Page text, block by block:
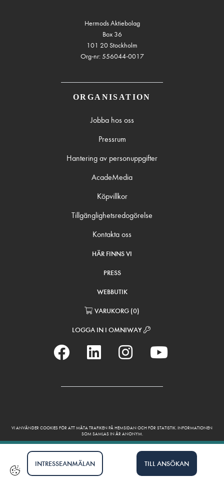
INTRESSEANMÄLAN TILL ANSÖKAN
Hermods Aktiebolag
Box 36
101 20 Stockholm
Org-nr: 556044-0017
ORGANISATION
Jobba hos oss
Pressrum
Hantering av personuppgifter
AcadeMedia
Köpvillkor
Tillgänglighetsredogörelse
Kontakta oss
HÄR FINNS VI
PRESS
WEBBUTIK
VARUKORG (0)
LOGGA IN I OMNIWAY
VI ANVÄNDER COOKIES FÖR ATT MÄTA TRAFIKEN PÅ HEMSIDAN OCH FÖR STATISTIK. INFORMATIONEN
SOM SAMLAS IN ÄR ANONYM.